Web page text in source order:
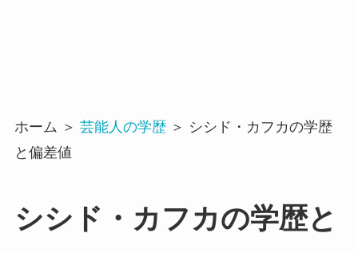
ホーム ＞ 芸能人の学歴＞ シシド・カフカの学歴
と偏差値
シシド・カフカの学歴と